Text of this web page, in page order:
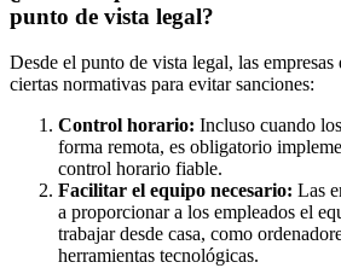
punto de vista legal?
Desde el punto de vista legal, las
ciertas normativas para evitar sanciones:
Control horario: Incluso cuando
forma remota, es obligatorio
control horario fiable.
Facilitar el equipo necesario: Las
a proporcionar a los empleados el
trabajar desde casa, como
herramientas tecnológicas.